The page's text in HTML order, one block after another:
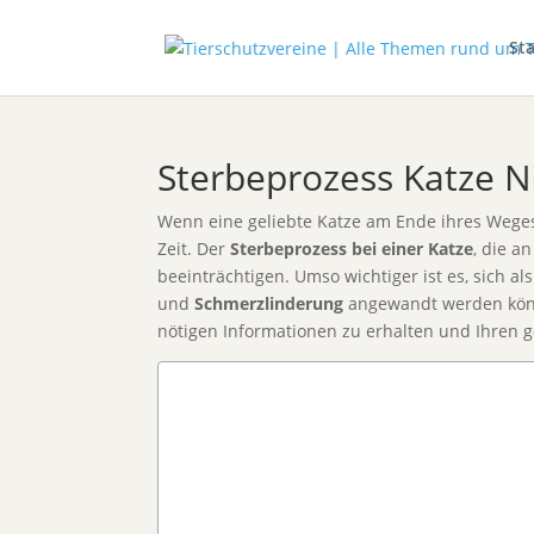
Sterbeprozess Katze
Wenn eine geliebte Katze am Ende ihres
Zeit. Der Sterbeprozess bei einer Katze, die an
beeinträchtigen. Umso wichtiger ist es, sich
und Schmerzlinderung angewandt werden
nötigen Informationen zu erhalten und Ihren